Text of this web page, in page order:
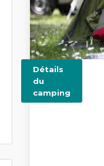
Détails
du
camping